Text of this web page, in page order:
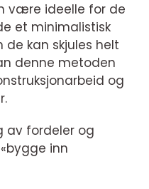
være ideelle for de
et minimalistisk
kan skjules helt
denne metoden
og
av fordeler og
inn